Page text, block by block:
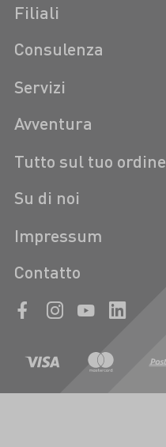
Filiali
Consulenza
Servizi
Avventura
Tutto sul tuo ordine
Su di noi
Impressum
Contatto